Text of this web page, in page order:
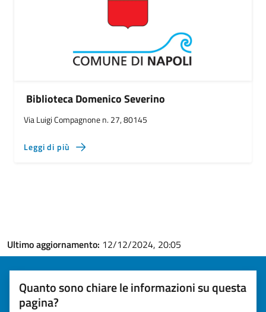
Biblioteca Domenico Severino
Via Luigi Compagnone n. 27, 80145
Leggi di più
Ultimo aggiornamento: 12/12/2024, 20:05
Quanto sono chiare le informazioni su questa
pagina?